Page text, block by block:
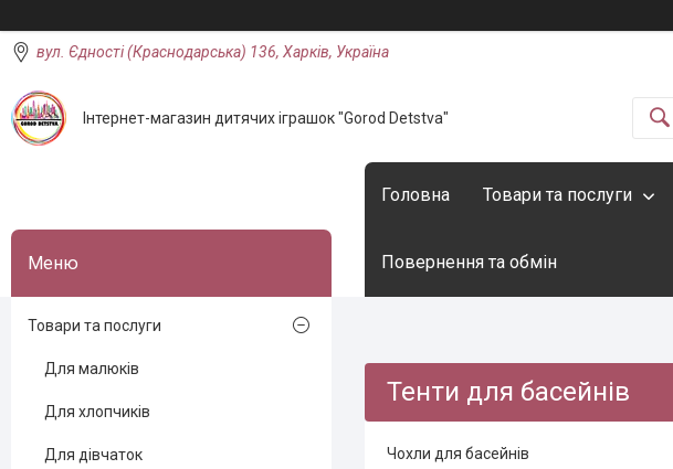
вул. Єдності (Краснодарська) 136, Харків, Україна
Інтернет-магазин дитячих іграшок "Gorod Detstva"
Головна Товари та послуги
Повернення та обмін
Тенти для басейнів
Чохли для басейнів
Товари та послуги
Для малюків
Для хлопчиків
Для дівчаток